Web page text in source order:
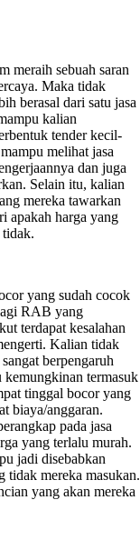
meraih sebuah saran
Maka tidak
berasal dari satu jasa
kalian
tender kecil-
melihat jasa
dan juga
Selain itu, kalian
mereka tawarkan
apakah harga yang
yang sudah cocok
RAB yang
terdapat kesalahan
Kalian tidak
berpengaruh
kemungkinan termasuk
tinggal bocor yang
biaya/anggaran.
pada jasa
yang terlalu murah.
jadi disebabkan
tidak mereka masukan.
yang akan mereka